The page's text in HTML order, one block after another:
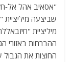
"אסאיב אהל אל-
שביצעה
מיליציית
ההברחות באזורי
החוצות את הגבול